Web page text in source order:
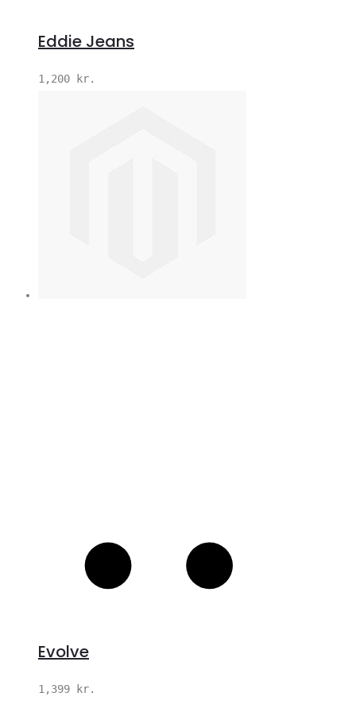
Eddie Jeans
1,200 kr.
Evolve
1,399 kr.